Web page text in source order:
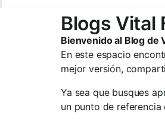
Blogs Vital
Bienvenido al Blog de
En este espacio
mejor versión,
Ya sea que busques
un punto de